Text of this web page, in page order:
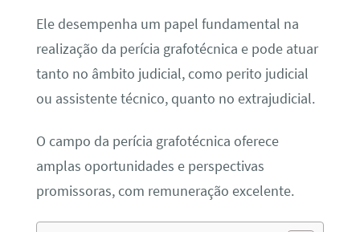
Ele desempenha um papel fundamental na
realização da perícia grafotécnica e pode atuar
tanto no âmbito judicial, como perito judicial
ou assistente técnico, quanto no extrajudicial.
O campo da perícia grafotécnica oferece
amplas oportunidades e perspectivas
promissoras, com remuneração excelente.